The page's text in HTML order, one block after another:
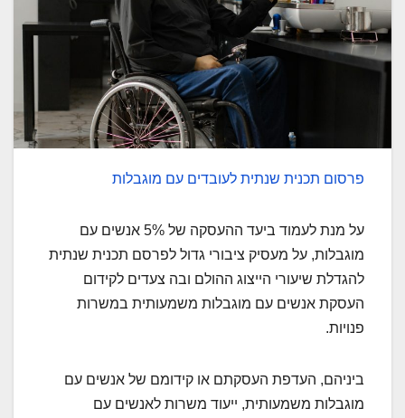
פרסום תכנית שנתית לעובדים עם מוגבלות
על מנת לעמוד ביעד ההעסקה של 5% אנשים עם
מוגבלות, על מעסיק ציבורי גדול לפרסם תכנית שנתית
להגדלת שיעורי הייצוג ההולם ובה צעדים לקידום
העסקת אנשים עם מוגבלות משמעותית במשרות
פנויות.
ביניהם, העדפת העסקתם או קידומם של אנשים עם
מוגבלות משמעותית, ייעוד משרות לאנשים עם